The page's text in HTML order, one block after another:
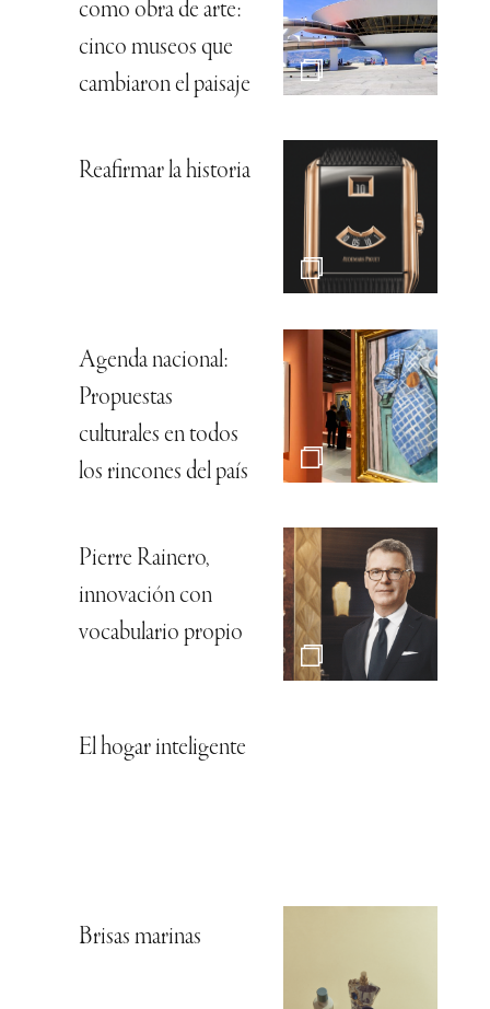
como obra de arte:
cinco museos que
cambiaron el paisaje
Reafirmar la historia
Agenda nacional:
Propuestas
culturales en todos
los rincones del país
Pierre Rainero,
innovación con
vocabulario propio
El hogar inteligente
Brisas marinas